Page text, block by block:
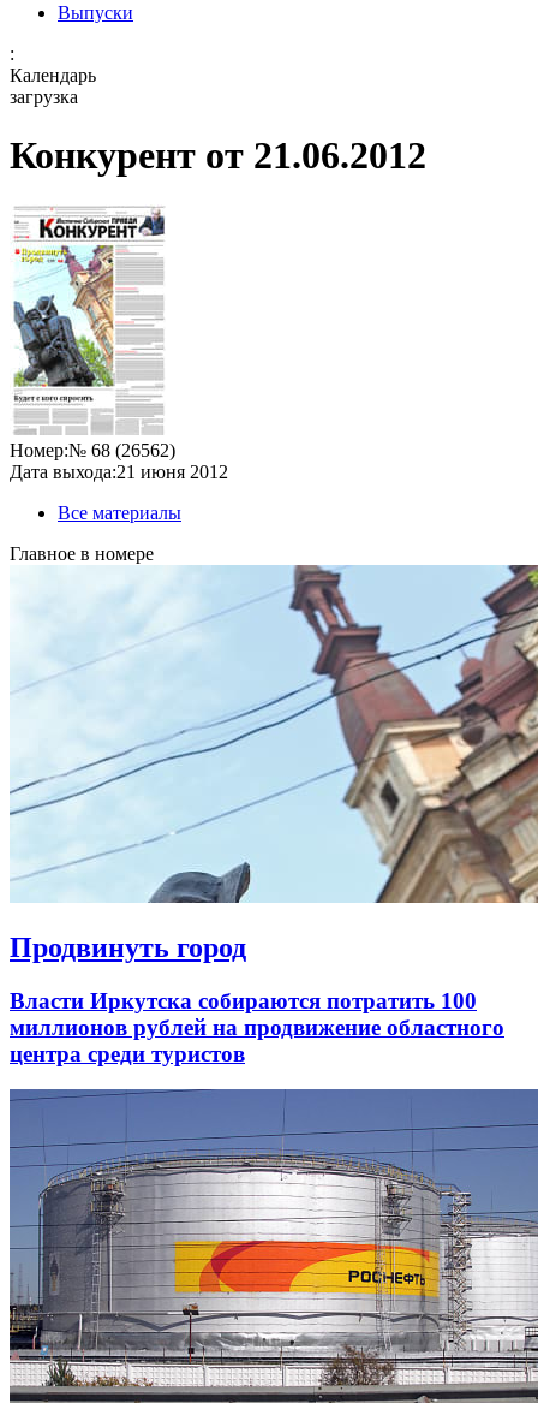
Выпуски
:
Календарь
загрузка
Конкурент от 21.06.2012
Номер:№ 68 (26562)
Дата выхода:21 июня 2012
Все материалы
Главное в номере
Продвинуть город
Власти Иркутска собираются потратить 100
миллионов рублей на продвижение областного
центра среди туристов